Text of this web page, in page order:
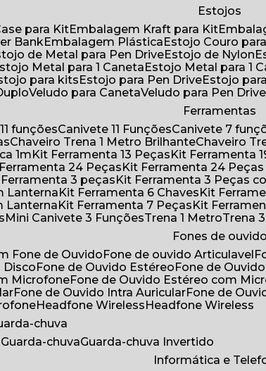
Estojos
Case para Kit Embalagem Kraft para Kit
Bank
Embalagem Plástica Estojo Couro
de Metal para Pen Drive Estojo de Nylon
Estojo Metal para 1 Caneta Estojo Metal para 1
para kits Estojo para Pen Drive Estojo
Veludo para Caneta Veludo para Pen Drive
Ferramentas
funções Canivete 11 Funções Canivete 7
Chaveiro Trena 1 Metro Brilhante Chaveiro
1m Kit Ferramenta 13 Peças Kit Ferramenta
Ferramenta 24 Peças Kit Ferramenta 24
Ferramenta 3 peças Kit Ferramenta 3 Peças
Lanterna
Kit Ferramenta 6 Chaves
Kit
Lanterna
Kit Ferramenta 7 Peças Kit
Mini Canivete 3 Funções Trena 1 Metro
Trena
Fones de ouvido
Fone de Ouvido
Fone de ouvido Articulavel
Disco
Fone de Ouvido Estéreo Fone de
Microfone Fone de Ouvido Estéreo com
Fone de Ouvido Intra Auricular Fone de
Headfone Wireless
Headfone Wireless
chuva
Guarda-chuva
Guarda-chuva Invertido
Informática e